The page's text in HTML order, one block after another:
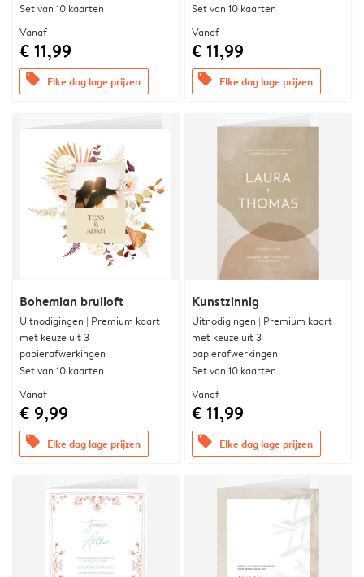
Set van 10 kaarten
Vanaf
€ 11,99
offers Elke dag lage prijzen
Set van 10 kaarten
Vanaf
€ 11,99
offers Elke dag lage prijzen
Bohemian bruiloft
Uitnodigingen | Premium kaart
met keuze uit 3
papierafwerkingen
Set van 10 kaarten
Vanaf
€ 9,99
offers Elke dag lage prijzen
Kunstzinnig
Uitnodigingen | Premium kaart
met keuze uit 3
papierafwerkingen
Set van 10 kaarten
Vanaf
€ 11,99
offers Elke dag lage prijzen